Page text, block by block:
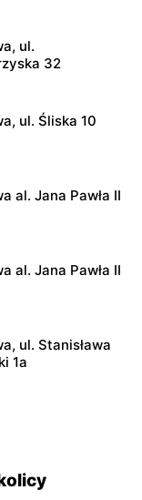
ul.
32
ul. Śliska 10
al. Jana Pawła II
al. Jana Pawła II
ul. Stanisława
1a
ul. Grzybowska